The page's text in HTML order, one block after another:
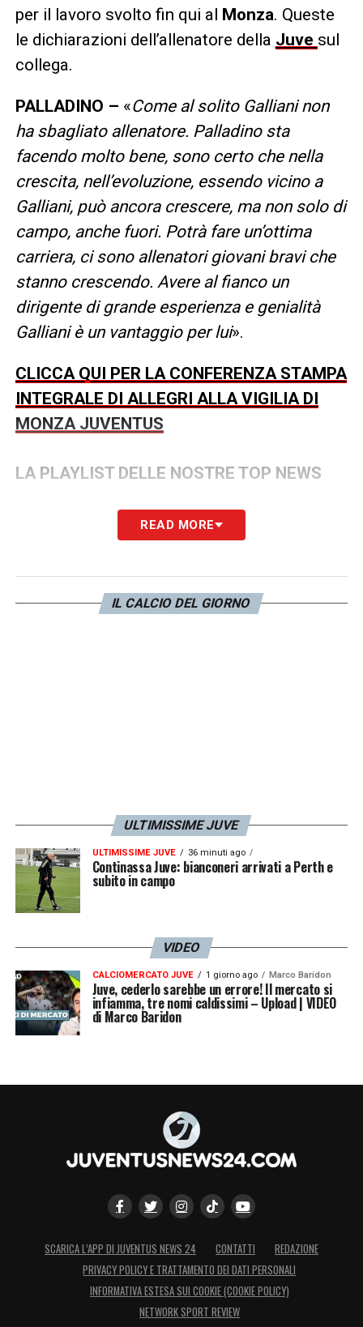
per il lavoro svolto fin qui al Monza. Queste
le dichiarazioni dell’allenatore della Juve sul
collega.
PALLADINO – «Come al solito Galliani non
ha sbagliato allenatore. Palladino sta
facendo molto bene, sono certo che nella
crescita, nell’evoluzione, essendo vicino a
Galliani, può ancora crescere, ma non solo di
campo, anche fuori. Potrà fare un’ottima
carriera, ci sono allenatori giovani bravi che
stanno crescendo. Avere al fianco un
dirigente di grande esperienza e genialità
Galliani è un vantaggio per lui».
CLICCA QUI PER LA CONFERENZA STAMPA
INTEGRALE DI ALLEGRI ALLA VIGILIA DI
MONZA JUVENTUS
LA PLAYLIST DELLE NOSTRE TOP NEWS
READ MORE
IL CALCIO DEL GIORNO
ULTIMISSIME JUVE
ULTIMISSIME JUVE 36 minuti ago
Continassa Juve: bianconeri arrivati a Perth e
subito in campo
VIDEO
CALCIOMERCATO JUVE 1 giorno ago Marco Baridon
Juve, cederlo sarebbe un errore! Il mercato si
infiamma, tre nomi caldissimi – Upload | VIDEO
di Marco Baridon
SCARICA L’APP DI JUVENTUS NEWS 24 CONTATTI
REDAZIONE
PRIVACY POLICY E TRATTAMENTO DEI DATI PERSONALI
INFORMATIVA ESTESA SUI COOKIE (COOKIE POLICY)
NETWORK SPORT REVIEW